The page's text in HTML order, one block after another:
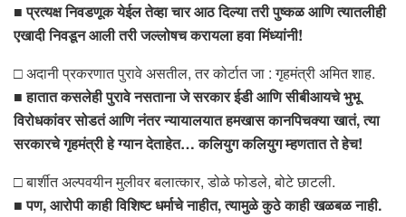
■प्रत्यक्ष निवडणूक येईल तेव्हा चार आठ दिल्या तरी पुष्कळ आणि त्यातलीही
एखादी निवडून आली तरी जल्लोषच करायला हवा मिंध्यांनी!
□ अदानी प्रकरणात पुरावे असतील, तर कोर्टात जा : गृहमंत्री अमित शाह.
■हातात कसलेही पुरावे नसताना जे सरकार ईडी आणि सीबीआयचे भुभू
विरोधकांवर सोडतं आणि नंतर न्यायालयात हमखास कानपिचक्या खातं, त्या
सरकारचे गृहमंत्री हे ग्यान देताहेत… कलियुग कलियुग म्हणतात ते हेच!
□ बार्शीत अल्पवयीन मुलीवर बलात्कार, डोळे फोडले, बोटे छाटली.
■पण, आरोपी काही विशिष्ट धर्माचे नाहीत, त्यामुळे कुठे काही खळबळ नाही.